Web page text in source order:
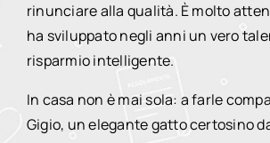
rinunciare alla qualità. È molto
ha sviluppato negli anni un vero
risparmio intelligente.
In casa non è mai sola: a farle
Gigio, un elegante gatto certosino